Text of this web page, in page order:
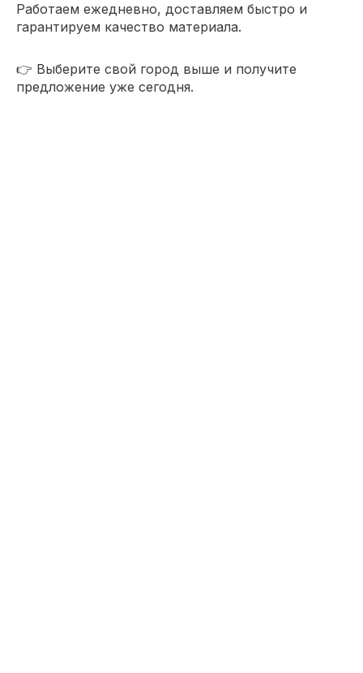
Работаем ежедневно, доставляем быстро и
гарантируем качество материала.
👉 Выберите свой город выше и получите
предложение уже сегодня.